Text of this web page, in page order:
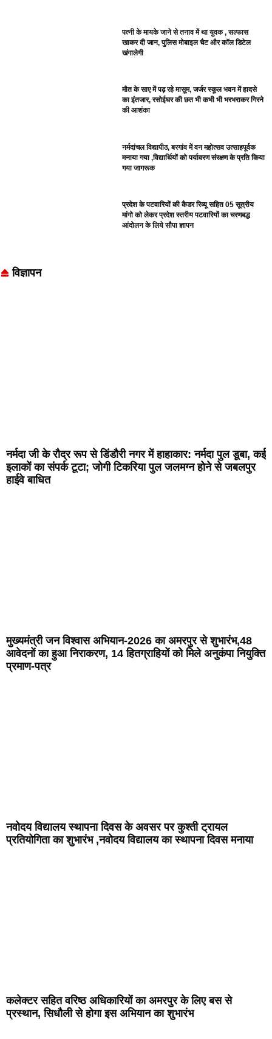
पत्नी के मायके जाने से तनाव में था युवक , सल्फास
खाकर दी जान, पुलिस मोबाइल चैट और कॉल डिटेल
खंगालेगी
मौत के साए में पढ़ रहे मासूम, जर्जर स्कूल भवन में हादसे
का इंतजार, रसोईघर की छत भी कभी भी भरभराकर गिरने
की आशंका
नर्मदांचल विद्यापीठ, बरगांव में वन महोत्सव उत्साहपूर्वक
मनाया गया ,विद्यार्थियों को पर्यावरण संरक्षण के प्रति किया
गया जागरूक
प्रदेश के पटवारियों की कैडर रिव्यू सहित 05 सूत्रीय
मांगो को लेकर प्रदेश स्तरीय पटवारियों का चरणबद्ध
आंदोलन के लिये सौपा ज्ञापन
विज्ञापन
नर्मदा जी के रौद्र रूप से डिंडौरी नगर में हाहाकार: नर्मदा पुल डूबा, कई
इलाकों का संपर्क टूटा; जोगी टिकरिया पुल जलमग्न होने से जबलपुर
हाईवे बाधित
मुख्यमंत्री जन विश्वास अभियान-2026 का अमरपुर से शुभारंभ,48
आवेदनों का हुआ निराकरण, 14 हितग्राहियों को मिले अनुकंपा नियुक्ति
प्रमाण-पत्र
नवोदय विद्यालय स्थापना दिवस के अवसर पर कुश्ती ट्रायल
प्रतियोगिता का शुभारंभ ,नवोदय विद्यालय का स्थापना दिवस मनाया
कलेक्टर सहित वरिष्ठ अधिकारियों का अमरपुर के लिए बस से
प्रस्थान, सिधौली से होगा इस अभियान का शुभारंभ